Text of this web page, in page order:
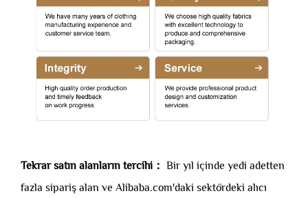
Tekrar satın alanların tercihi： Bir yıl içinde yedi adetten
fazla sipariş alan ve Alibaba.com'daki sektördeki alıcı